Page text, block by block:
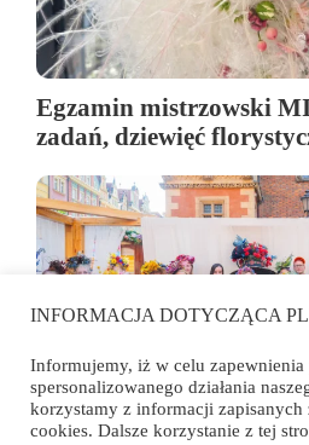
Egzamin mistrzowski
zadań, dziewięć
INFORMACJA DOTYCZĄCA
Informujemy, iż w celu zapewnienia
spersonalizowanego działania
korzystamy z informacji
cookies. Dalsze korzystanie z tej